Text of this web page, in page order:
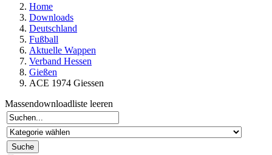
Home
Downloads
Deutschland
Fußball
Aktuelle Wappen
Verband Hessen
Gießen
ACE 1974 Giessen
Massendownloadliste leeren